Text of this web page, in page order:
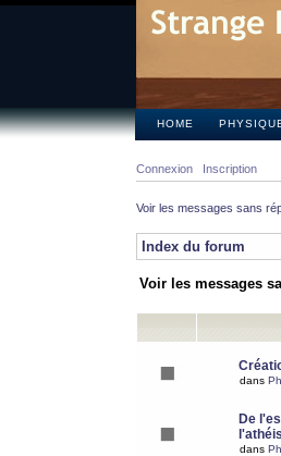
HOME
Connexion Inscription
Voir les messages sans
Index du forum
Voir les messages
dans
De
dans